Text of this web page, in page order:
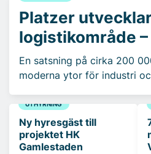
Platzer
logistikområde
En satsning på cirka 200
moderna ytor för industri
UTHYRNING
Ny hyresgäst till
projektet HK
Gamlestaden